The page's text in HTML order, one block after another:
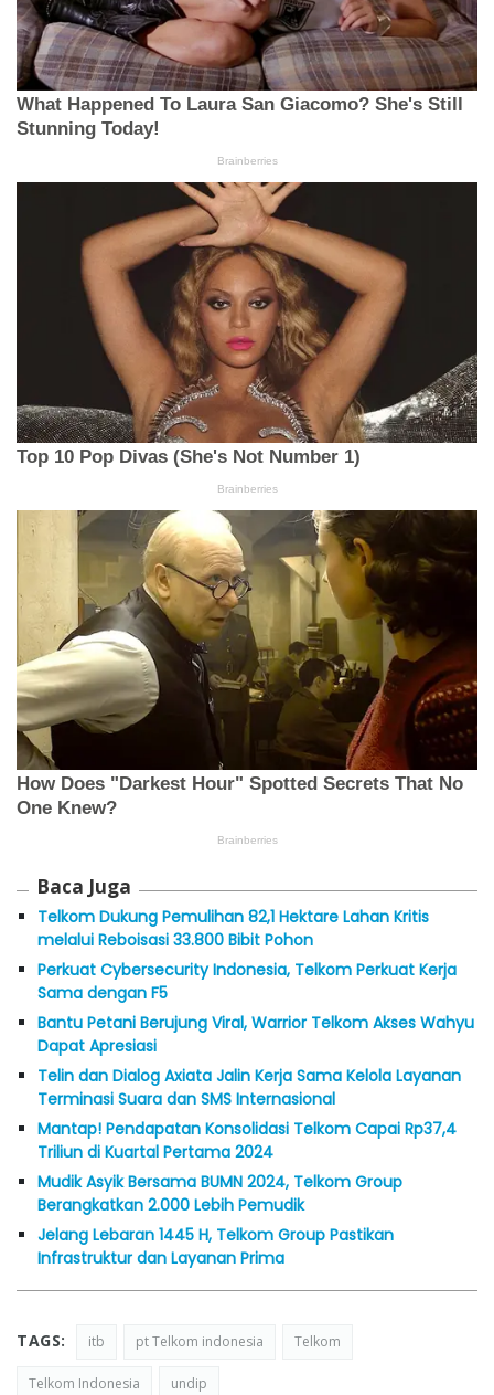
Baca Juga
Telkom Dukung Pemulihan 82,1 Hektare Lahan Kritis
melalui Reboisasi 33.800 Bibit Pohon
Perkuat Cybersecurity Indonesia, Telkom Perkuat Kerja
Sama dengan F5
Bantu Petani Berujung Viral, Warrior Telkom Akses Wahyu
Dapat Apresiasi
Telin dan Dialog Axiata Jalin Kerja Sama Kelola Layanan
Terminasi Suara dan SMS Internasional
Mantap! Pendapatan Konsolidasi Telkom Capai Rp37,4
Triliun di Kuartal Pertama 2024
Mudik Asyik Bersama BUMN 2024, Telkom Group
Berangkatkan 2.000 Lebih Pemudik
Jelang Lebaran 1445 H, Telkom Group Pastikan
Infrastruktur dan Layanan Prima
TAGS: itb pt Telkom indonesia Telkom
Telkom Indonesia undip